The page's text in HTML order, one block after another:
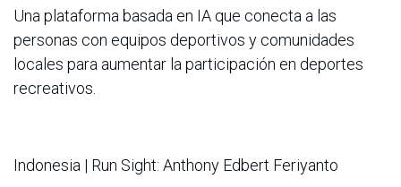
Una plataforma basada en IA que conecta a las
personas con equipos deportivos y comunidades
locales para aumentar la participación en deportes
recreativos.
Indonesia | Run Sight: Anthony Edbert Feriyanto